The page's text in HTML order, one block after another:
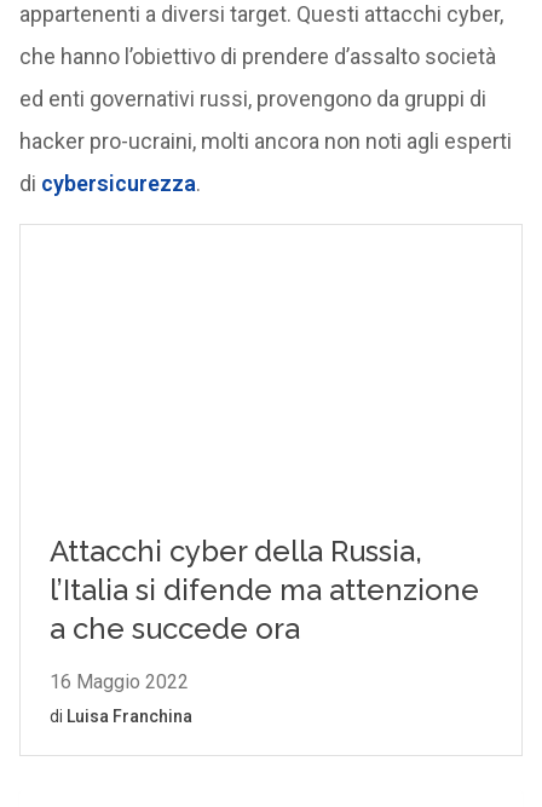
appartenenti a diversi target. Questi attacchi cyber,
che hanno l’obiettivo di prendere d’assalto società
ed enti governativi russi, provengono da gruppi di
hacker pro-ucraini, molti ancora non noti agli esperti
di cybersicurezza.